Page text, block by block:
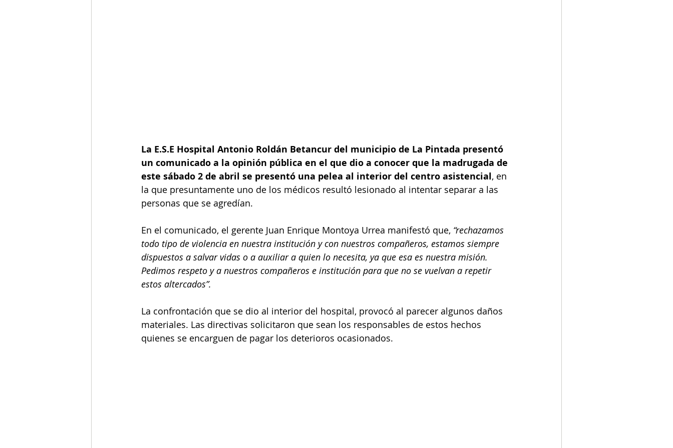
La E.S.E Hospital Antonio Roldán Betancur del municipio de La Pintada presentó
un comunicado a la opinión pública en el que dio a conocer que la madrugada de
este sábado 2 de abril se presentó una pelea al interior del centro asistencial, en
la que presuntamente uno de los médicos resultó lesionado al intentar separar a las
personas que se agredían.
En el comunicado, el gerente Juan Enrique Montoya Urrea manifestó que, “rechazamos
todo tipo de violencia en nuestra institución y con nuestros compañeros, estamos siempre
dispuestos a salvar vidas o a auxiliar a quien lo necesita, ya que esa es nuestra misión.
Pedimos respeto y a nuestros compañeros e institución para que no se vuelvan a repetir
estos altercados”.
La confrontación que se dio al interior del hospital, provocó al parecer algunos daños
materiales. Las directivas solicitaron que sean los responsables de estos hechos
quienes se encarguen de pagar los deterioros ocasionados.